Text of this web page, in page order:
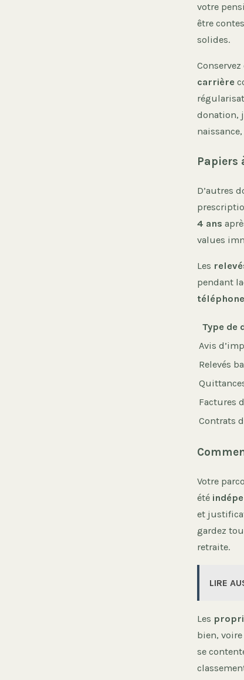
votre
être
solides.
carrière
donation,
Papiers
D’autres
4 ans
values
Les
pendant
téléphone
Type de
Avis
Relevés
Factures
Contrats
Votre
été
et
gardez
retraite.
LIRE
Les
bien,
se